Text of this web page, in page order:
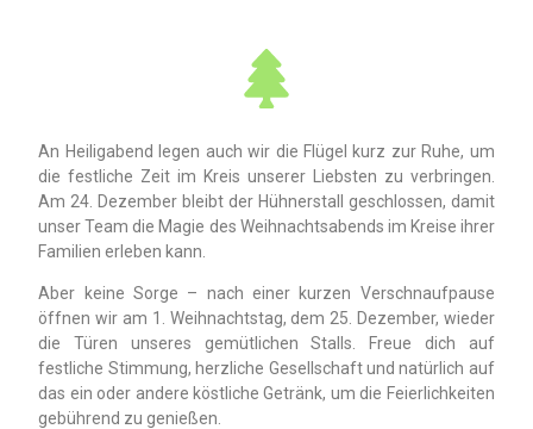
An Heiligabend legen auch wir die Flügel kurz zur Ruhe, um
die festliche Zeit im Kreis unserer Liebsten zu verbringen.
Am 24. Dezember bleibt der Hühnerstall geschlossen, damit
unser Team die Magie des Weihnachtsabends im Kreise ihrer
Familien erleben kann.
Aber keine Sorge – nach einer kurzen Verschnaufpause
öffnen wir am 1. Weihnachtstag, dem 25. Dezember, wieder
die Türen unseres gemütlichen Stalls. Freue dich auf
festliche Stimmung, herzliche Gesellschaft und natürlich auf
das ein oder andere köstliche Getränk, um die Feierlichkeiten
gebührend zu genießen.